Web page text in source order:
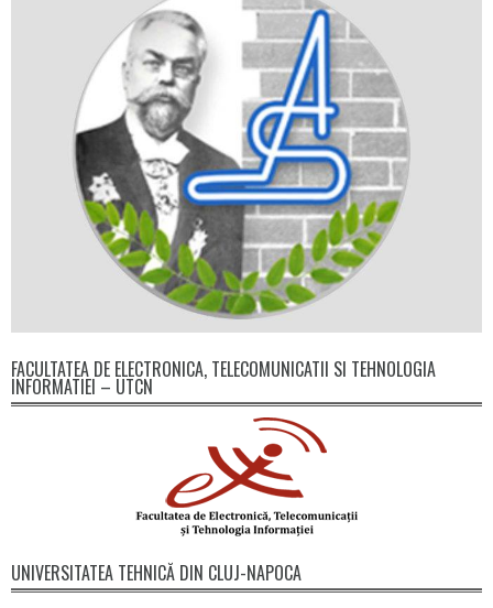
FACULTATEA DE ELECTRONICA, TELECOMUNICATII SI TEHNOLOGIA
INFORMATIEI – UTCN
UNIVERSITATEA TEHNICĂ DIN CLUJ-NAPOCA